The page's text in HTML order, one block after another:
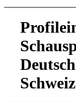
Schweiz